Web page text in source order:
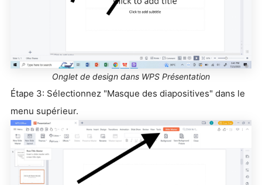
Onglet de design dans WPS Présentation
Étape 3: Sélectionnez "Masque des diapositives" dans le
menu supérieur.